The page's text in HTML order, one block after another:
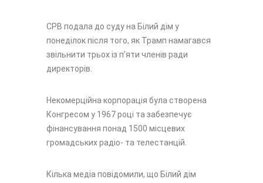
CPB подала до суду на Білий дім у
понеділок після того, як Трамп намагався
звільнити трьох із п’яти членів ради
директорів.
Некомерційна корпорація була створена
Конгресом у 1967 році та забезпечує
фінансування понад 1500 місцевих
громадських радіо- та телестанцій.
Кілька медіа повідомили, що Білий дім